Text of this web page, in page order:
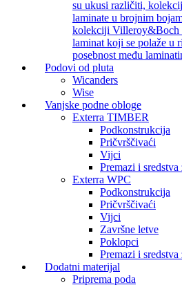
su ukusi različiti,
laminate u brojnim
kolekciji Villeroy&Boch
laminat koji se polaže u
posebnost među
Podovi od pluta
Wicanders
Wise
Vanjske podne obloge
Exterra TIMBER
Podkonstrukcija
Pričvrščivaći
Vijci
Premazi i sredstva
Exterra WPC
Podkonstrukcija
Pričvrščivaći
Vijci
Završne letve
Poklopci
Premazi i sredstva
Dodatni materijal
Priprema poda